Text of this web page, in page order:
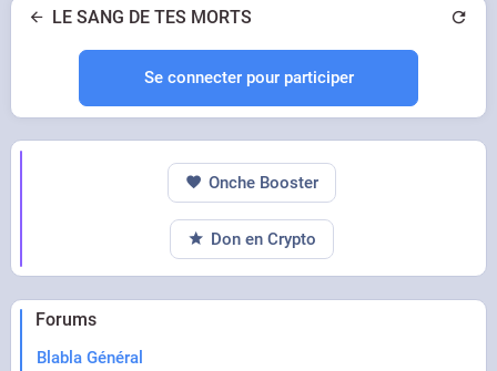
LE SANG DE TES MORTS
Se connecter pour participer
Forums
Blabla Général
Onche Booster
Don en Crypto